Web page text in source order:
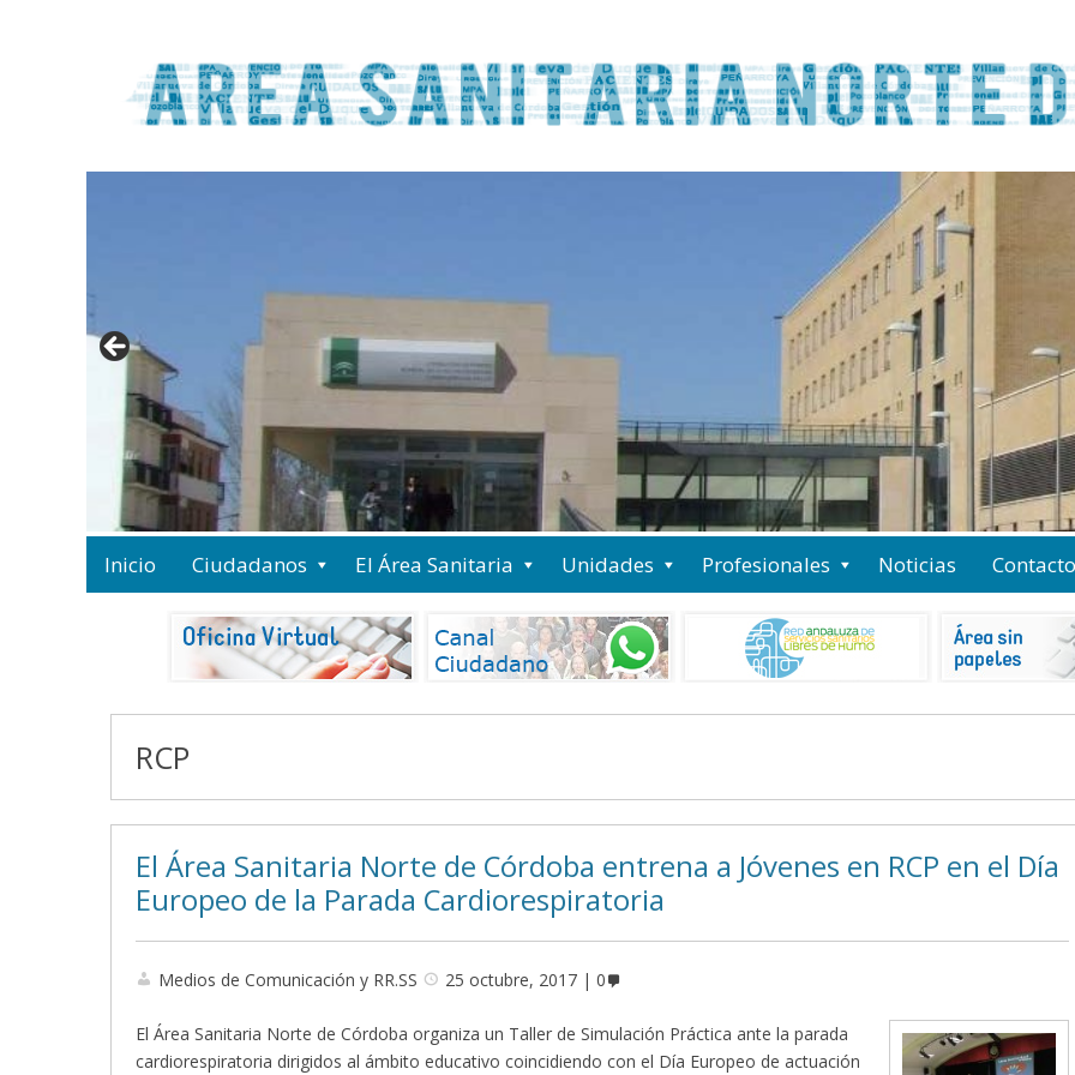
Inicio Ciudadanos El Área Sanitaria Unidades Profesionales Noticias Contacto
RCP
El Área Sanitaria Norte de Córdoba entrena a Jóvenes en RCP en el Día
Europeo de la Parada Cardiorespiratoria
Medios de Comunicación y RR.SS 25 octubre, 2017 0
El Área Sanitaria Norte de Córdoba organiza un Taller de Simulación Práctica ante la parada
cardiorespiratoria dirigidos al ámbito educativo coincidiendo con el Día Europeo de actuación